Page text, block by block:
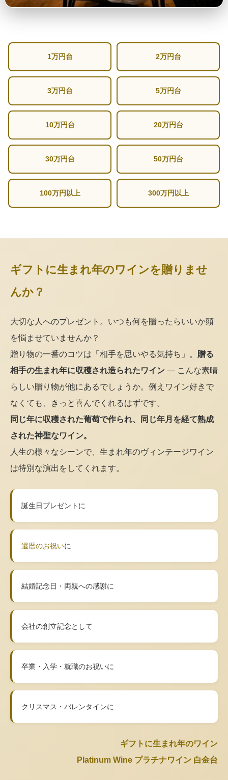
1万円台 2万円台
3万円台 5万円台
10万円台 20万円台
30万円台 50万円台
100万円以上 300万円以上
ギフトに生まれ年のワインを贈りませ
んか？
大切な人へのプレゼント。いつも何を贈ったらいいか頭
を悩ませていませんか？
贈り物の一番のコツは「相手を思いやる気持ち」。 贈る
相手の生まれ年に収穫され造られたワイン — こんな素晴
らしい贈り物が他にあるでしょうか。例えワイン好きで
なくても、きっと喜んでくれるはずです。
同じ年に収穫された葡萄で作られ、同じ年月を経て熟成
された神聖なワイン。
人生の様々なシーンで、生まれ年のヴィンテージワイン
は特別な演出をしてくれます。
誕生日プレゼントに
還暦のお祝いに
結婚記念日・両親への感謝に
会社の創立記念として
卒業・入学・就職のお祝いに
クリスマス・バレンタインに
ギフトに生まれ年のワイン
Platinum Wine プラチナワイン 白金台